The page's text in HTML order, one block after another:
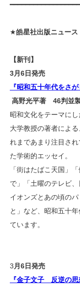
★皓星社出版ニュース
【新刊】
3月6日発売
『昭和五十年代をさが
高野光平著 46判並
昭和文化をテーマに
大学教授の著者によ
れまであまり注目さ
た学術的エッセイ。
「街はたばこ天国」
で」「土曜のテレビ
イオンズとあの頃の
と」など、昭和五十
ています。
3 月6日発売
『金子文子 反逆の